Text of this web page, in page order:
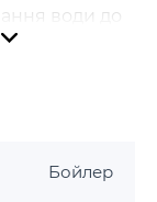
води до
швидше.
сталі
корозії: 1
Бойлер